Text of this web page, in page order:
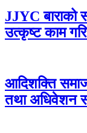
JJYC बाराको
उत्कृष्ट काम
आदिशक्ति
तथा अधिवेशन